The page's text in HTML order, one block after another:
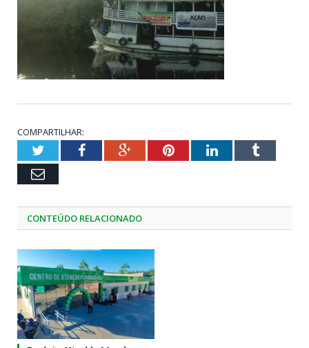
COMPARTILHAR:
TwitterFacebookGoogle+PinterestLinkedInTumblr
Email
CONTEÚDO RELACIONADO